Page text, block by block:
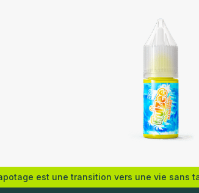
est une transition vers une vie sans